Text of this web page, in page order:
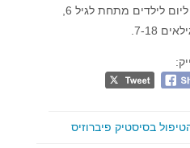
מ-100% פרי: 120-180 מ"ל ליום לילדים מתחת לגיל 6,
בסיסטיק פיברוזיס